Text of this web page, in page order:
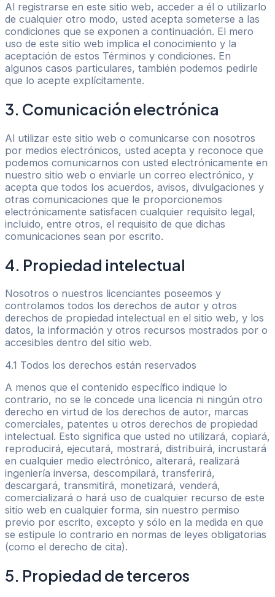
Al registrarse en este sitio web, acceder a él o utilizarlo
de cualquier otro modo, usted acepta someterse a las
condiciones que se exponen a continuación. El mero
uso de este sitio web implica el conocimiento y la
aceptación de estos Términos y condiciones. En
algunos casos particulares, también podemos pedirle
que lo acepte explícitamente.
3. Comunicación electrónica
Al utilizar este sitio web o comunicarse con nosotros
por medios electrónicos, usted acepta y reconoce que
podemos comunicarnos con usted electrónicamente en
nuestro sitio web o enviarle un correo electrónico, y
acepta que todos los acuerdos, avisos, divulgaciones y
otras comunicaciones que le proporcionemos
electrónicamente satisfacen cualquier requisito legal,
incluido, entre otros, el requisito de que dichas
comunicaciones sean por escrito.
4. Propiedad intelectual
Nosotros o nuestros licenciantes poseemos y
controlamos todos los derechos de autor y otros
derechos de propiedad intelectual en el sitio web, y los
datos, la información y otros recursos mostrados por o
accesibles dentro del sitio web.
4.1 Todos los derechos están reservados
A menos que el contenido específico indique lo
contrario, no se le concede una licencia ni ningún otro
derecho en virtud de los derechos de autor, marcas
comerciales, patentes u otros derechos de propiedad
intelectual. Esto significa que usted no utilizará, copiará,
reproducirá, ejecutará, mostrará, distribuirá, incrustará
en cualquier medio electrónico, alterará, realizará
ingeniería inversa, descompilará, transferirá,
descargará, transmitirá, monetizará, venderá,
comercializará o hará uso de cualquier recurso de este
sitio web en cualquier forma, sin nuestro permiso
previo por escrito, excepto y sólo en la medida en que
se estipule lo contrario en normas de leyes obligatorias
(como el derecho de cita).
5. Propiedad de terceros